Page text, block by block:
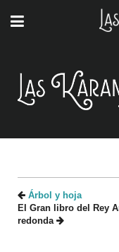
Árbol y hoja
El Gran libro del Rey
redonda